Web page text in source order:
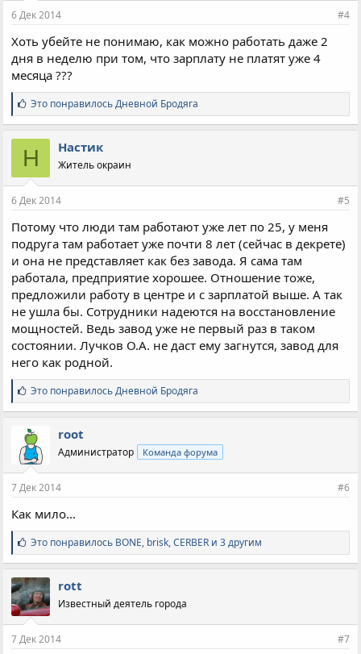
6 Дек 2014 #4
Хоть убейте не понимаю, как можно работать даже 2
дня в неделю при том, что зарплату не платят уже 4
месяца ???
С
и
м
п
а
и
:
Это понравилосьДневной Бродяга
Н Настик
Житель окраин
6 Дек 2014 #5
Потому что люди там работают уже лет по 25, у меня
подруга там работает уже почти 8 лет (сейчас в декрете)
и она не представляет как без завода. Я сама там
работала, предприятие хорошее. Отношение тоже,
предложили работу в центре и с зарплатой выше. А так
не ушла бы. Сотрудники надеются на восстановление
мощностей. Ведь завод уже не первый раз в таком
состоянии. Лучков О.А. не даст ему загнутся, завод для
него как родной.
С
и
м
п
а
т
и
:
Это понравилосьДневной Бродяга
root
Администратор Команда форума
7 Дек 2014 #6
Как мило...
С
и
м
п
а
т
и
:
Это понравилось BONE, brisk,CERBER и 3 другим
rott
Известный деятель города
7 Дек 2014 #7